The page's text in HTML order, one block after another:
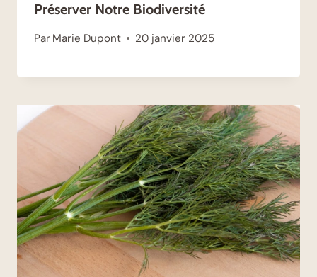
Préserver Notre Biodiversité
Par Marie Dupont 20 janvier 2025